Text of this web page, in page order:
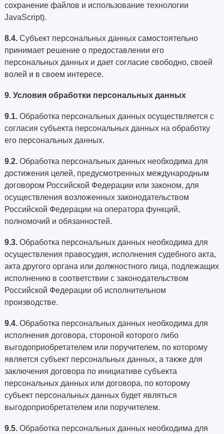
сохранение файлов и использование технологии
JavaScript).
8.4. Субъект персональных данных самостоятельно
принимает решение о предоставлении его
персональных данных и дает согласие свободно, своей
волей и в своем интересе.
9. Условия обработки персональных данных
9.1. Обработка персональных данных осуществляется с
согласия субъекта персональных данных на обработку
его персональных данных.
9.2. Обработка персональных данных необходима для
достижения целей, предусмотренных международным
договором Российской Федерации или законом, для
осуществления возложенных законодательством
Российской Федерации на оператора функций,
полномочий и обязанностей.
9.3. Обработка персональных данных необходима для
осуществления правосудия, исполнения судебного акта,
акта другого органа или должностного лица, подлежащих
исполнению в соответствии с законодательством
Российской Федерации об исполнительном
производстве.
9.4. Обработка персональных данных необходима для
исполнения договора, стороной которого либо
выгодоприобретателем или поручителем, по которому
является субъект персональных данных, а также для
заключения договора по инициативе субъекта
персональных данных или договора, по которому
субъект персональных данных будет являться
выгодоприобретателем или поручителем.
9.5. Обработка персональных данных необходима для